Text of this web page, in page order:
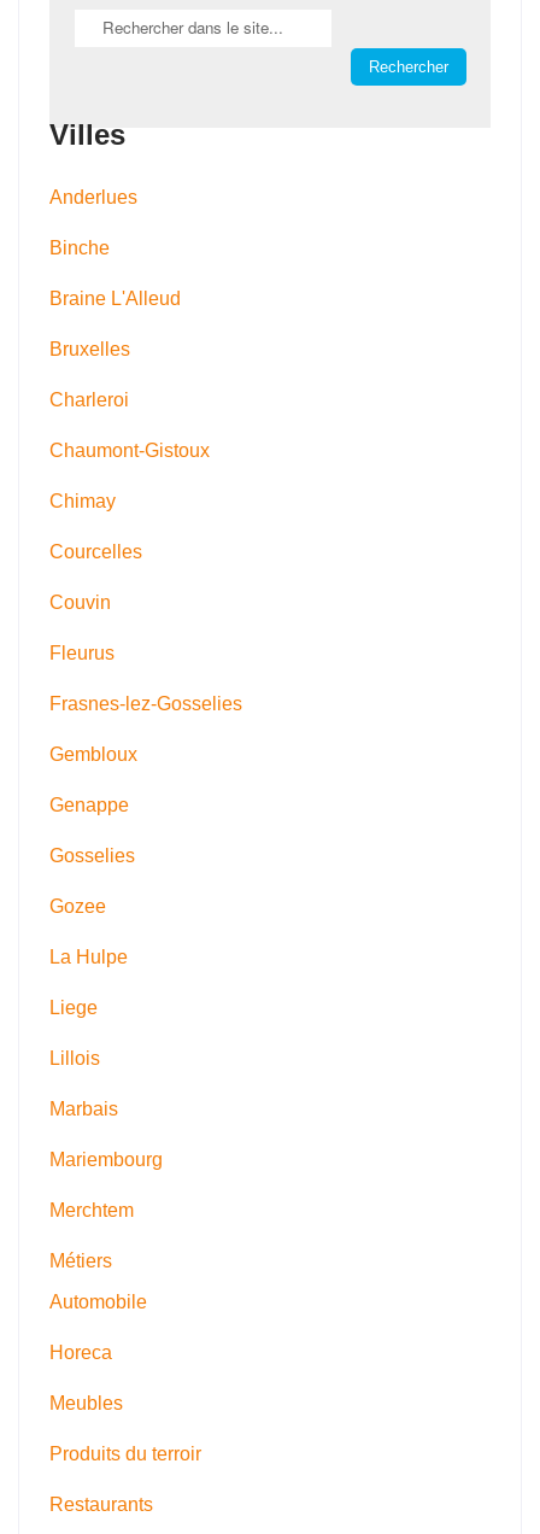
Villes
Anderlues
Binche
Braine L'Alleud
Bruxelles
Charleroi
Chaumont-Gistoux
Chimay
Courcelles
Couvin
Fleurus
Frasnes-lez-Gosselies
Gembloux
Genappe
Gosselies
Gozee
La Hulpe
Liege
Lillois
Marbais
Mariembourg
Merchtem
Métiers
Automobile
Horeca
Meubles
Produits du terroir
Restaurants